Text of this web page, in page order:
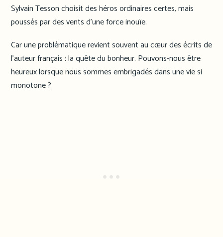
Sylvain Tesson choisit des héros ordinaires certes, mais
poussés par des vents d’une force inouïe.
Car une problématique revient souvent au cœur des écrits de
l’auteur français : la quête du bonheur. Pouvons-nous être
heureux lorsque nous sommes embrigadés dans une vie si
monotone ?